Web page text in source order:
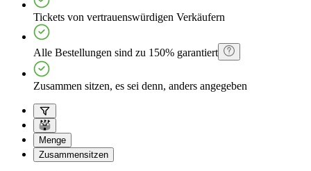
Tickets von vertrauenswürdigen Verkäufern
Alle Bestellungen sind zu 150% garantiert
Zusammen sitzen, es sei denn, anders angegeben
Menge
Zusammensitzen